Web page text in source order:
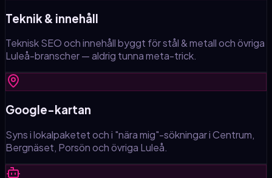
Teknik & innehåll
Teknisk SEO och innehåll byggt för stål & metall och övriga
Luleå-branscher — aldrig tunna meta-trick.
Google-kartan
Syns i lokalpaketet och i "nära mig"-sökningar i Centrum,
Bergnäset, Porsön och övriga Luleå.